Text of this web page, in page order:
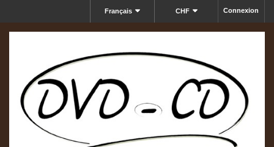
Connexion
CHF
Français